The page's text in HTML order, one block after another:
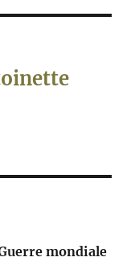
mondiale